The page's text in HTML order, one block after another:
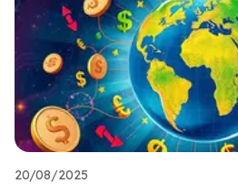
20/08/2025